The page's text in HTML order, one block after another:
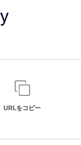
URLをコピー